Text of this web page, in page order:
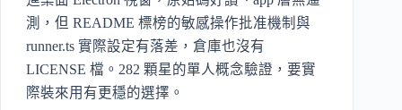
測，但 README 標榜的敏感操作批准機制與
runner.ts 實際設定有落差，倉庫也沒有
LICENSE 檔。282 顆星的單人概念驗證，要實
際裝來用有更穩的選擇。